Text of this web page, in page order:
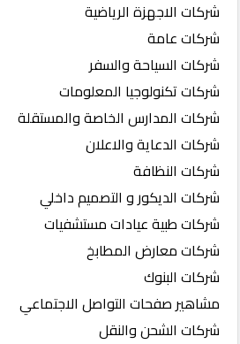
شركات الاجهزة الرياضية
شركات عامة
شركات السياحة والسفر
شركات تكنولوجيا المعلومات
شركات المدارس الخاصة والمستقلة
شركات الدعاية والاعلان
شركات النظافة
شركات الديكور و التصميم داخلي
شركات طبية عيادات مستشفيات
شركات معارض المطابخ
شركات البنوك
مشاهير صفحات التواصل الاجتماعي
شركات الشحن والنقل